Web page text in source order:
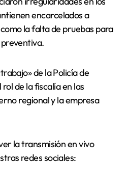
encarcelados a
la falta de pruebas para
de la Policía de
de la fiscalía en las
regional y la empresa
la transmisión en vivo
redes sociales: